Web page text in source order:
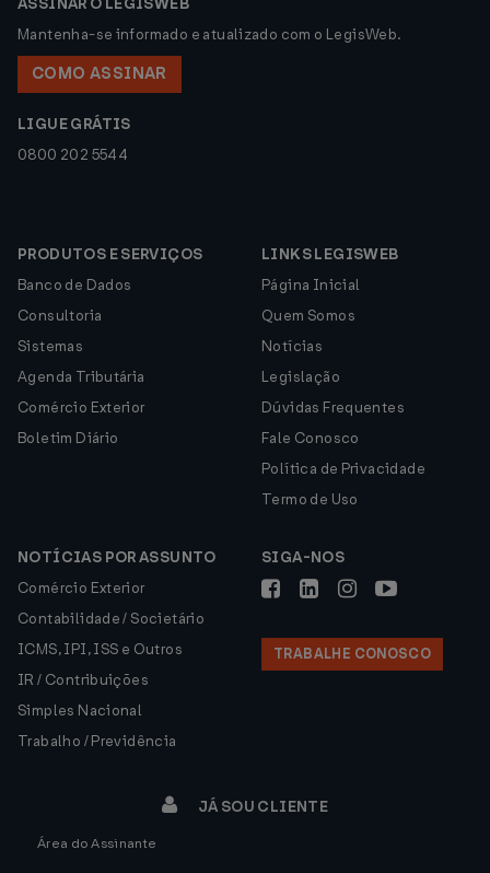
ASSINAR O LEGISWEB
Mantenha-se informado e atualizado com o LegisWeb.
COMO ASSINAR
LIGUE GRÁTIS
0800 202 5544
PRODUTOS E SERVIÇOS
Banco de Dados
Consultoria
Sistemas
Agenda Tributária
Comércio Exterior
Boletim Diário
LINKS LEGISWEB
Página Inicial
Quem Somos
Notícias
Legislação
Dúvidas Frequentes
Fale Conosco
Política de Privacidade
Termo de Uso
NOTÍCIAS POR ASSUNTO
Comércio Exterior
Contabilidade / Societário
ICMS, IPI, ISS e Outros
IR / Contribuições
Simples Nacional
Trabalho / Previdência
SIGA-NOS
TRABALHE CONOSCO
JÁ SOU CLIENTE
Área do Assinante